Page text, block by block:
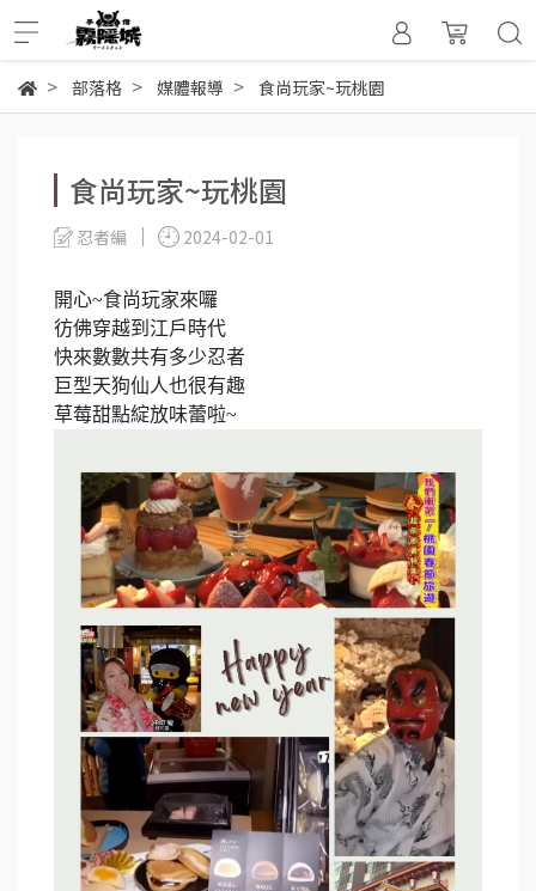
部落格 媒體報導 食尚玩家~玩桃園
食尚玩家~玩桃園
忍者編 2024-02-01
開心~食尚玩家來囉
彷佛穿越到江戶時代
快來數數共有多少忍者
巨型天狗仙人也很有趣
草莓甜點綻放味蕾啦~